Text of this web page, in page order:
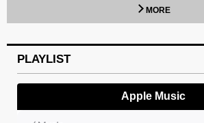
MORE
PLAYLIST
Apple Music